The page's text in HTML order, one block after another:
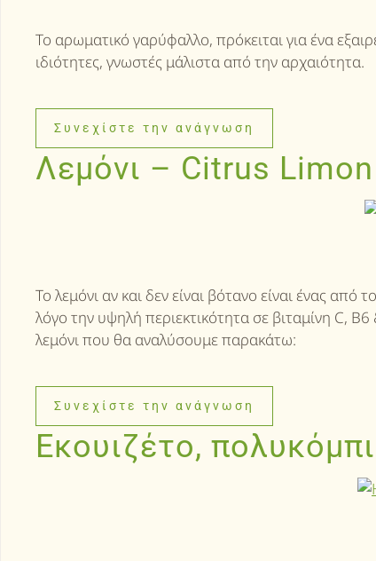
Το αρωματικό γαρύφαλλο, πρόκειται για ένα
ιδιότητες, γνωστές μάλιστα από την αρχαιότητα.
Συνεχίστε την ανάγνωση
Λεμόνι – Citrus Limon
Το λεμόνι αν και δεν είναι βότανο είναι ένας
λόγο την υψηλή περιεκτικότητα σε βιταμίνη C,
λεμόνι που θα αναλύσουμε παρακάτω:
Συνεχίστε την ανάγνωση
Εκουιζέτο,